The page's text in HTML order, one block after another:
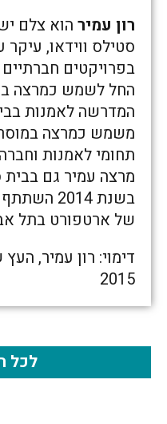
רון עמיר הוא צלם
סטילס ווידאו,
החל לשמש כמרצה
משמש כמרצה
מרצה עמיר גם
בשנת
של ארטפורט בתל
דימוי: רון עמיר,
2015
לכל